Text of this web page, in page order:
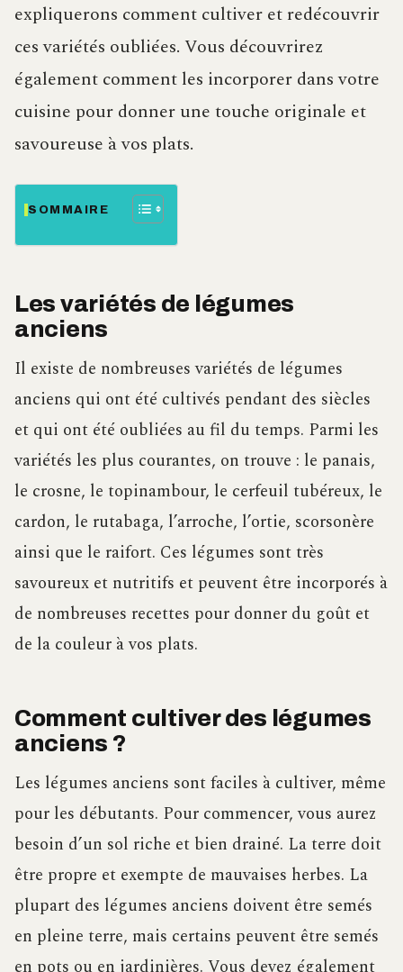
expliquerons comment cultiver et redécouvrir
ces variétés oubliées. Vous découvrirez
également comment les incorporer dans votre
cuisine pour donner une touche originale et
savoureuse à vos plats.
SOMMAIRE
Les variétés de légumes
anciens
Il existe de nombreuses variétés de légumes
anciens qui ont été cultivés pendant des siècles
et qui ont été oubliées au fil du temps. Parmi les
variétés les plus courantes, on trouve : le panais,
le crosne, le topinambour, le cerfeuil tubéreux, le
cardon, le rutabaga, l’arroche, l’ortie, scorsonère
ainsi que le raifort. Ces légumes sont très
savoureux et nutritifs et peuvent être incorporés à
de nombreuses recettes pour donner du goût et
de la couleur à vos plats.
Comment cultiver des légumes
anciens ?
Les légumes anciens sont faciles à cultiver, même
pour les débutants. Pour commencer, vous aurez
besoin d’un sol riche et bien drainé. La terre doit
être propre et exempte de mauvaises herbes. La
plupart des légumes anciens doivent être semés
en pleine terre, mais certains peuvent être semés